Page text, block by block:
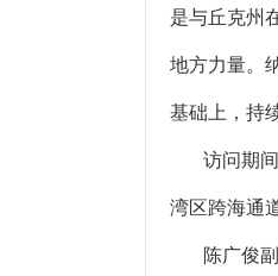
是与丘克州
地方力量。
基础上，持
访问期间
湾区跨海通
陈广俊副